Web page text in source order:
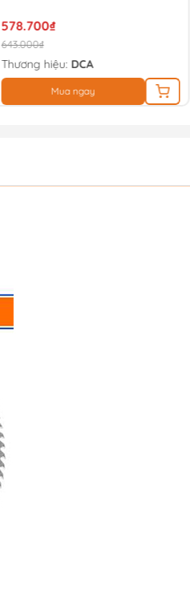
578.700₫
643.000₫
Thương hiệu: DCA
Mua ngay